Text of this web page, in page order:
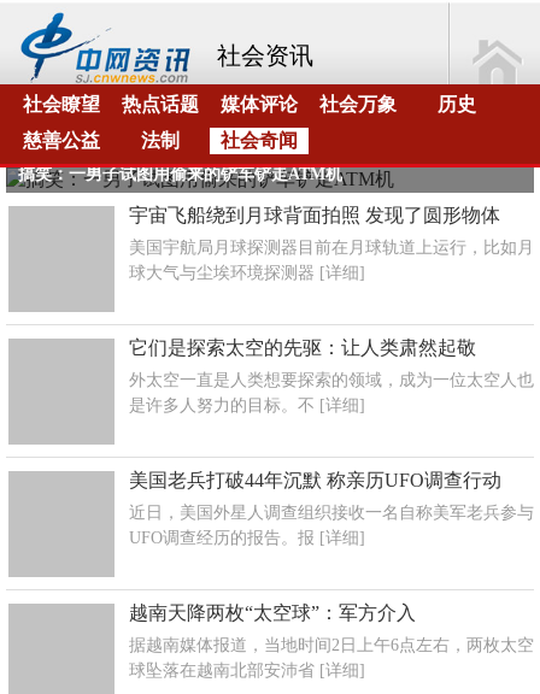
社会资讯
社会瞭望 热点话题 媒体评论 社会万象
历史
慈善公益
法制 社会奇闻
搞笑：一男子试图用偷来的铲车铲走ATM机
宇宙飞船绕到月球背面拍照 发现了圆形物体
美国宇航局月球探测器目前在月球轨道上运行，比如月
球大气与尘埃环境探测器 [详细]
它们是探索太空的先驱：让人类肃然起敬
外太空一直是人类想要探索的领域，成为一位太空人也
是许多人努力的目标。不 [详细]
美国老兵打破44年沉默 称亲历UFO调查行动
近日，美国外星人调查组织接收一名自称美军老兵参与
UFO调查经历的报告。报 [详细]
越南天降两枚“太空球”：军方介入
据越南媒体报道，当地时间2日上午6点左右，两枚太空
球坠落在越南北部安沛省 [详细]